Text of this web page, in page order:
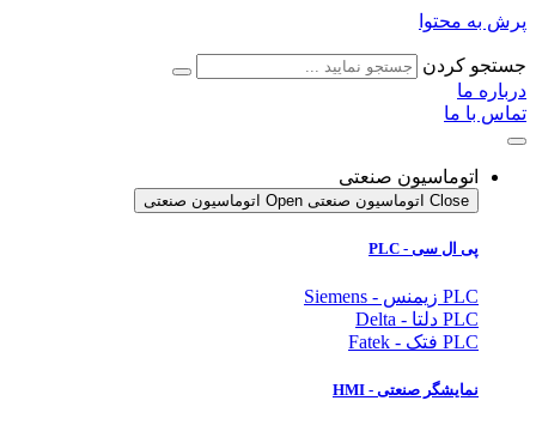
پرش به محتوا
جستجو کردن
درباره ما
تماس با ما
اتوماسیون صنعتی
Close اتوماسیون صنعتی Open اتوماسیون صنعتی
پی ال سی - PLC
PLC زیمنس - Siemens
PLC دلتا - Delta
PLC فتک - Fatek
نمایشگر صنعتی - HMI